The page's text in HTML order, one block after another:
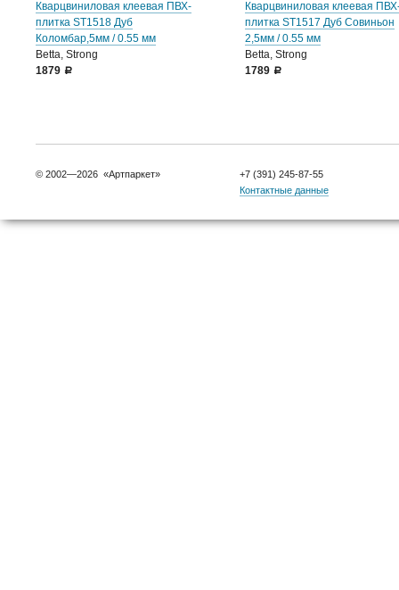
Кварцвиниловая клеевая ПВХ-
плитка ST1518 Дуб
Коломбар,5мм / 0.55 мм
Betta, Strong
1879
a
Кварцвиниловая клеевая
плитка ST1517 Дуб Совиньон
2,5мм / 0.55 мм
Betta, Strong
1789
a
© 2002—2026 «Артпаркет»
+7 (391) 245-87-55
Контактные данные